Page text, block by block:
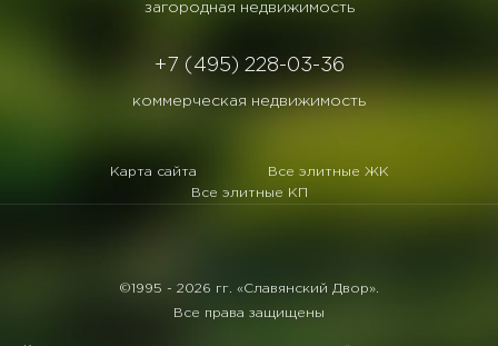
загородная недвижимость
+7 (495) 228-03-36
коммерческая недвижимость
Карта сайта
Все элитные ЖК
Все элитные КП
©1995 - 2026 гг. «Славянский Двор».
Все права защищены